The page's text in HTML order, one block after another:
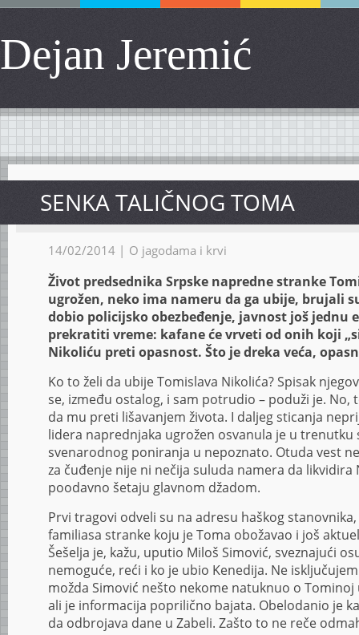
Dejan Jeremić
SENKA TALIČNOG TOMA
14/02/2014 | O jagodama i krvi
Život predsednika Srpske napredne stranke
ugrožen, neko ima nameru da ga ubije, brujali
dobio policijsko obezbeđenje, javnost još jednu
prekratiti vreme: kafane će vrveti od onih koji
Nikoliću preti opasnost. Što je dreka veća,
Ko to želi da ubije Tomislava Nikolića? Spisak
se, između ostalog, i sam potrudio – poduži je. No,
da mu preti lišavanjem života. I daljeg sticanja
lidera naprednjaka ugrožen osvanula je u trenutku
svenarodnog poniranja u nepoznato. Otuda vest
za čuđenje nije ni nečija suluda namera da likvidira
poodavno šetaju glavnom džadom.
Prvi tragovi odveli su na adresu haškog
familiasa stranke koju je Toma obožavao i još
Šešelja je, kažu, uputio Miloš Simović, sveznajući
nemoguće, reći i ko je ubio Kenedija. Ne
možda Simović nešto nekome natuknuo o
ali je informacija poprilično bajata. Obelodanio je
da odbrojava dane u Zabeli. Zašto to ne reče